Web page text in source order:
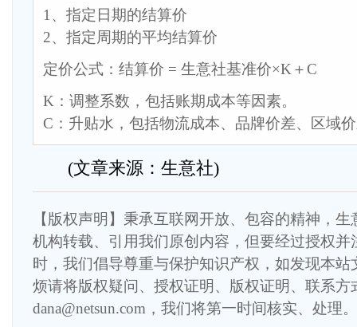
1、指定日期的结算价
2、指定周期的平均结算价
定价公式：结算价 = 生意社基准价×K＋C
K：调整系数，包括账期成本等因素。
C：升贴水，包括物流成本、品牌价差、区域
(文章来源：生意社)
【版权声明】秉承互联网开放、包容的精神，
机构转载、引用我们原创内容，但要经过授权并
时，我们倡导尊重与保护知识产权，如发现本
烦请将版权疑问、授权证明、版权证明、联系方
dana@netsun.com，我们将第一时间核实、处理。